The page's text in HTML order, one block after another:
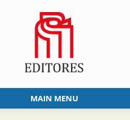
MAIN MENU